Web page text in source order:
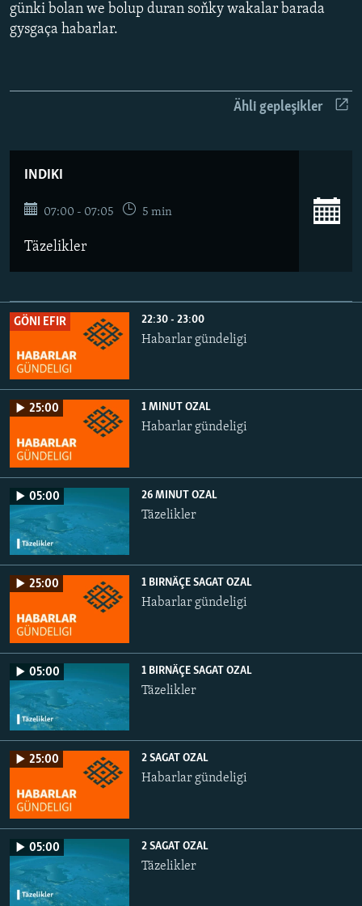
günki bolan we bolup duran soňky wakalar barada
gysgaça habarlar.
Ähli gepleşikler
INDIKI
07:00 - 07:05 5 min
Täzelikler
GÖNI EFIR 22:30 - 23:00
Habarlar gündeligi
25:00 1 MINUT OZAL
Habarlar gündeligi
05:00 26 MINUT OZAL
Täzelikler
25:00 1 BIRNÄÇE SAGAT OZAL
Habarlar gündeligi
05:00 1 BIRNÄÇE SAGAT OZAL
Täzelikler
25:00 2 SAGAT OZAL
Habarlar gündeligi
05:00 2 SAGAT OZAL
Täzelikler